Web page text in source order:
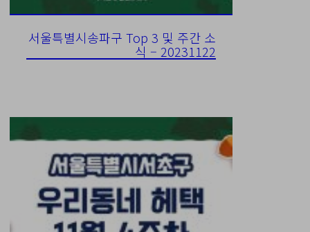
서울특별시송파구 Top 3 및 주간 소
식 – 20231122